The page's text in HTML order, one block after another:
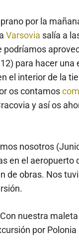
por la
Varsovia salía a
podríamos
para hacer una
el interior de la
os contamos
y así os
nosotros
en el aeropuerto
de obras. Nos